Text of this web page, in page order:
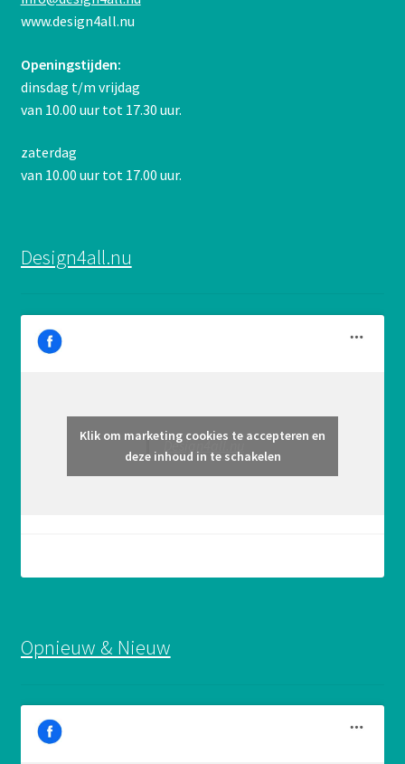
www.design4all.nu
Openingstijden:
dinsdag t/m vrijdag
van 10.00 uur tot 17.30 uur.
zaterdag
van 10.00 uur tot 17.00 uur.
Design4all.nu
Design4all.nu
Klik om marketing cookies te accepteren en
deze inhoud in te schakelen
Opnieuw & Nieuw